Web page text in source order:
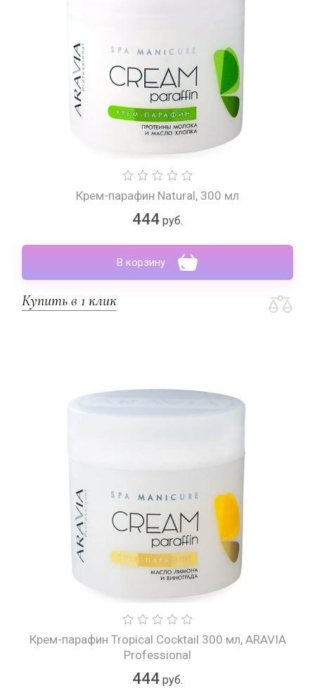
Крем-парафин Natural, 300 мл
444 руб.
В корзину
Купить в 1 клик
Крем-парафин Tropical Cocktail 300 мл, ARAVIA
Professional
444 руб.